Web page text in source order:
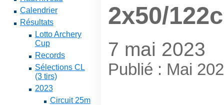
Calendrier
Résultats
Lotto Archery
Cup
Records
Sélections CL
(3 tirs)
2023
Circuit 25m
2x50/
7 mai 2023
Publié : Mai